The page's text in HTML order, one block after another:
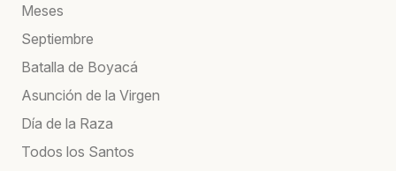
Meses
Septiembre
Batalla de Boyacá
Asunción de la Virgen
Día de la Raza
Todos los Santos